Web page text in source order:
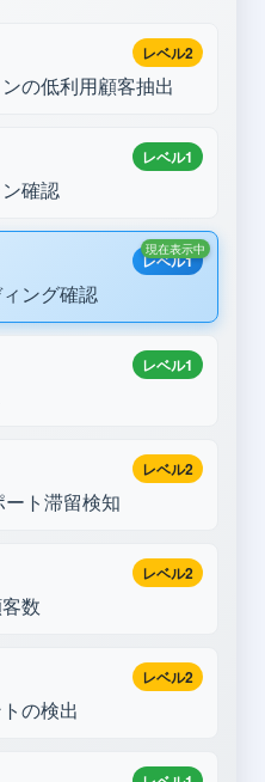
レベル2
の低利用顧客抽出
レベル1
確認
レベル1
ング確認
現在表示中
レベル1
レベル2
ト滞留検知
レベル2
数
レベル2
の検出